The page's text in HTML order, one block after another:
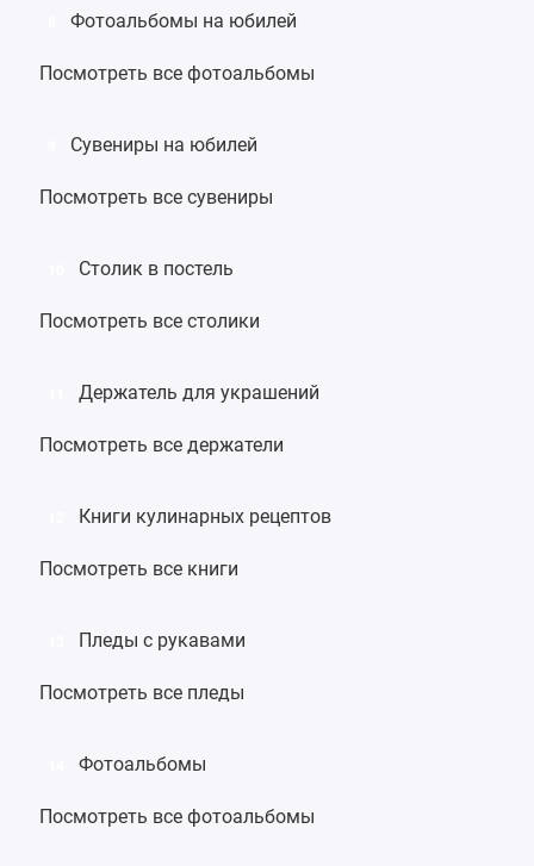
Фотоальбомы на юбилей
Посмотреть все фотоальбомы
Сувениры на юбилей
Посмотреть все сувениры
Столик в постель
Посмотреть все столики
Держатель для украшений
Посмотреть все держатели
Книги кулинарных рецептов
Посмотреть все книги
Пледы с рукавами
Посмотреть все пледы
Фотоальбомы
Посмотреть все фотоальбомы